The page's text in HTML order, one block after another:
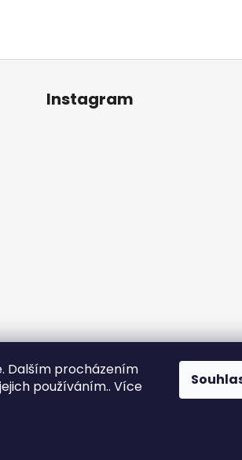
Dalším procházením
používáním.. Více
Instagram